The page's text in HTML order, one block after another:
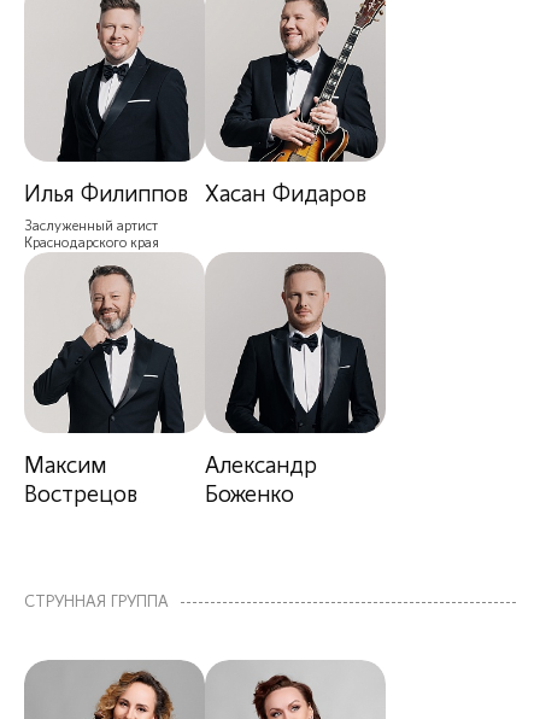
Илья Филиппов
Заслуженный артист
Краснодарского края
Хасан Фидаров
Максим
Вострецов
Александр
Боженко
СТРУННАЯ ГРУППА